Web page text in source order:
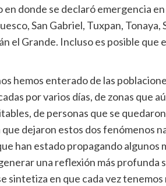
donde se declaró emergencia
San Gabriel, Tuxpan, Tonaya,
el Grande. Incluso es posible que
hemos enterado de las
por varios días, de zonas que
de personas que se
dejaron estos dos fenómenos
han estado propagando algunos
una reflexión más profunda
sintetiza en que cada vez tenemos